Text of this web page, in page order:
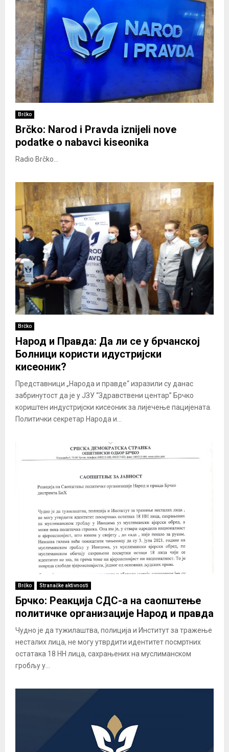
Brčko
Brčko: Narod i Pravda iznijeli nove
podatke o nabavci kiseonika
Radio Brčko...
Brčko
Народ и Правда: Да ли се у брчанској
Болници користи идустријски
кисеоник?
Представници „Народа и правде“ изразили су данас
забринутост да је у ЈЗУ “Здравствени центар” Брчко
кориштен индустријски кисеоник за лијечење пацијената.
Политички секретар Народа и...
Brčko Stranačke aktivnosti
Брчко: Реакција СДС-а на саопштење
политичке организације Народ и правда
Чудно је да тужилаштва, полиција и Институт за тражење
несталих лица, не могу утврдити идентитет посмртних
остатака 18 НН лица, сахрањених на муслиманском
гробљу у...